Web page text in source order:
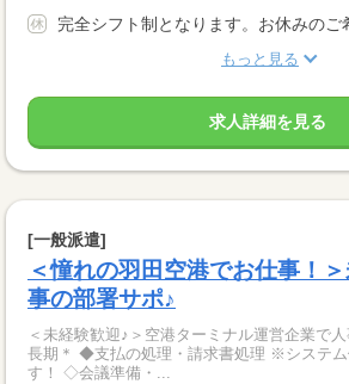
完全シフト制となります。お休みのご
もっと見る
求人詳細を見る
[一般派遣]
＜憧れの羽田空港でお仕事！
事の部署サポ♪
＜未経験歓迎♪＞空港ターミナル運営企業で
長期＊ ◆支払の処理・請求書処理 ※システ
す！ ◇会議準備・...